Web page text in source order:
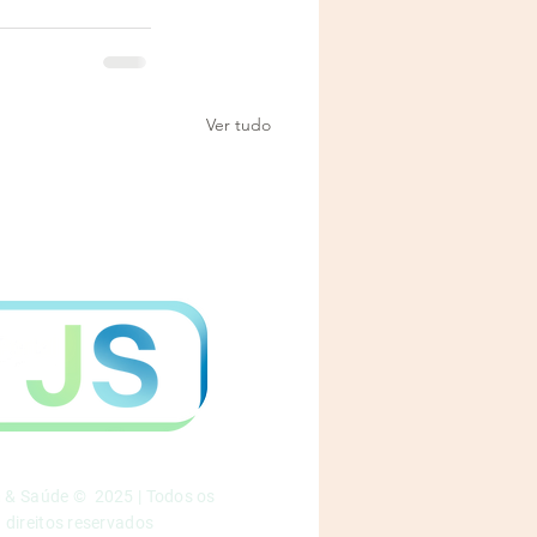
Ver tudo
Saúde © 2025 | Todos os
direitos reservados